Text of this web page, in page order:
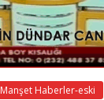
Manşet Haberler-eski